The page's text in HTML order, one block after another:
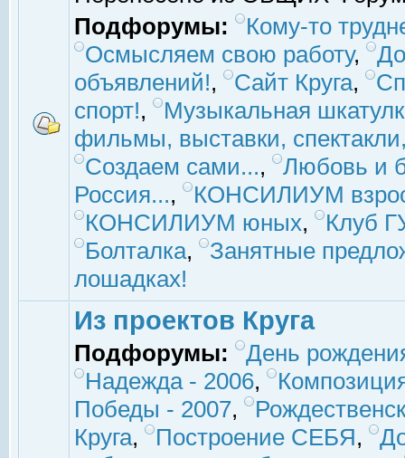
Подфорумы:
Кому-то
Осмысляем свою работу,
объявлений!, Сайт Круга,
спорт!,
Музыкальная
фильмы, выставки,
Создаем сами...,
Любовь и
Россия...,
КОНСИЛИУМ
КОНСИЛИУМ юных,
Клуб
Болталка,
Занятные
лошадках!
Из проектов Круга
Подфорумы:
День
Надежда - 2006,
Победы - 2007,
Круга, Построение СЕБЯ,